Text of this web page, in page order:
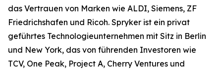
das Vertrauen von Marken wie ALDI, Siemens, ZF
Friedrichshafen und Ricoh. Spryker ist ein privat
geführtes Technologieunternehmen mit Sitz in Berlin
und New York, das von führenden Investoren wie
TCV, One Peak, Project A, Cherry Ventures und